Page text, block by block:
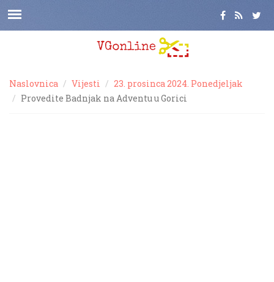
Naslovnica Vijesti
23. prosinca 2024. Ponedjeljak
Provedite Badnjak na Adventu u Gorici